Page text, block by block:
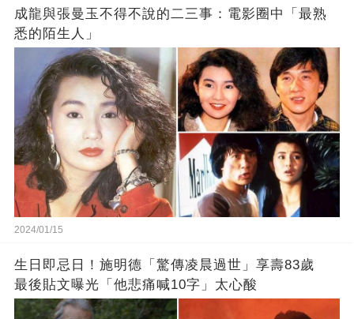
成龍與張曼玉不得不說的二三事：電影圈中「最熟
悉的陌生人」
2024/01/15
生日即忌日！施明德「驚傳凌晨過世」享壽83歲
最後貼文曝光「他悲痛喊10字」太心酸